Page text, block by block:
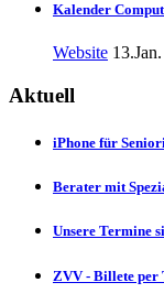
Kalender
Website
Aktuell
iPhone für
Berater mit
Unsere Termine
ZVV - Billete per